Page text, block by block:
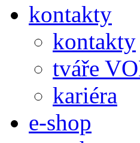
kontakty
kontakty
tváře
kariéra
e-shop